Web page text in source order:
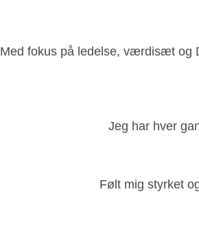
Med fokus på ledelse, værdisæt og
Jeg har hver
Følt mig styrket